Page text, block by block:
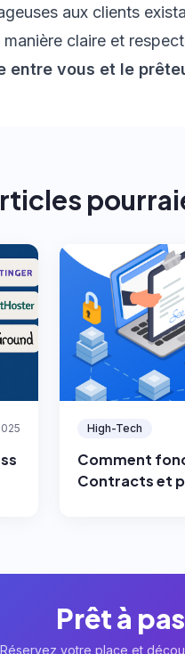
aux clients
claire et
entre vous et le
High-Tech
Comment
Contracts et
Prêt à
Réservez votre place et